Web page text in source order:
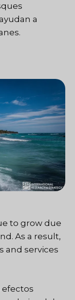
a
to grow due
As a result,
and services